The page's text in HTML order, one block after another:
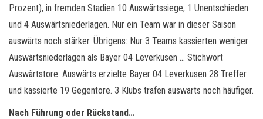
Prozent), in fremden Stadien 10 Auswärtssiege, 1 Unentschieden
und 4 Auswärtsniederlagen. Nur ein Team war in dieser Saison
auswärts noch stärker. Übrigens: Nur 3 Teams kassierten weniger
Auswärtsniederlagen als Bayer 04 Leverkusen … Stichwort
Auswärtstore: Auswärts erzielte Bayer 04 Leverkusen 28 Treffer
und kassierte 19 Gegentore. 3 Klubs trafen auswärts noch häufiger.
Nach Führung oder Rückstand…